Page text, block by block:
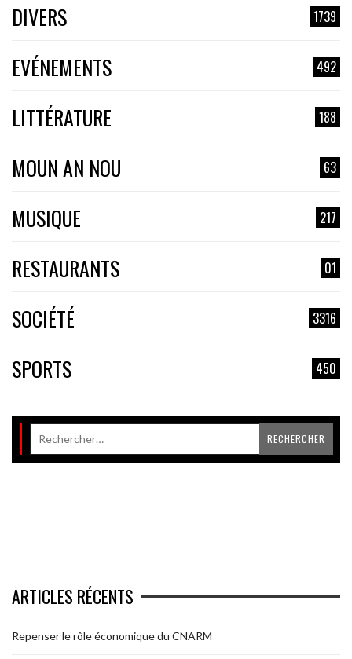
DIVERS 1739
EVÉNEMENTS 492
LITTÉRATURE 188
MOUN AN NOU 63
MUSIQUE 217
RESTAURANTS 01
SOCIÉTÉ 3316
SPORTS 450
ARTICLES RÉCENTS
Repenser le rôle économique du CNARM